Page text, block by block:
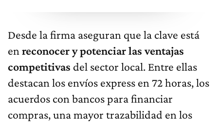
Desde la firma aseguran que la clave está
enreconocer y potenciar las ventajas
competitivas del sector local. Entre ellas
destacan los envíos express en 72 horas, los
acuerdos con bancos para financiar
compras, una mayor trazabilidad en los